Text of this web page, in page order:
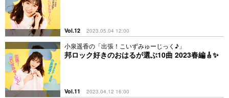
Vol.12 2023.05.04 12:00
小泉遥香の「出張！こいずみゅーじっく♪」
邦ロック好きのおはるが選ぶ10曲 2023春編🎸✨
Vol.11 2023.04.12 16:00